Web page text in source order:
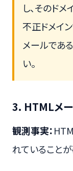
し、そのド
不正ドメイ
メールであ
い。
3. HTMLメー
観測事実：
れていること